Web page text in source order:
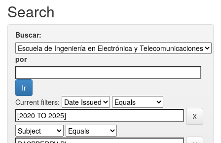
Search
Buscar:
por
Current filters: